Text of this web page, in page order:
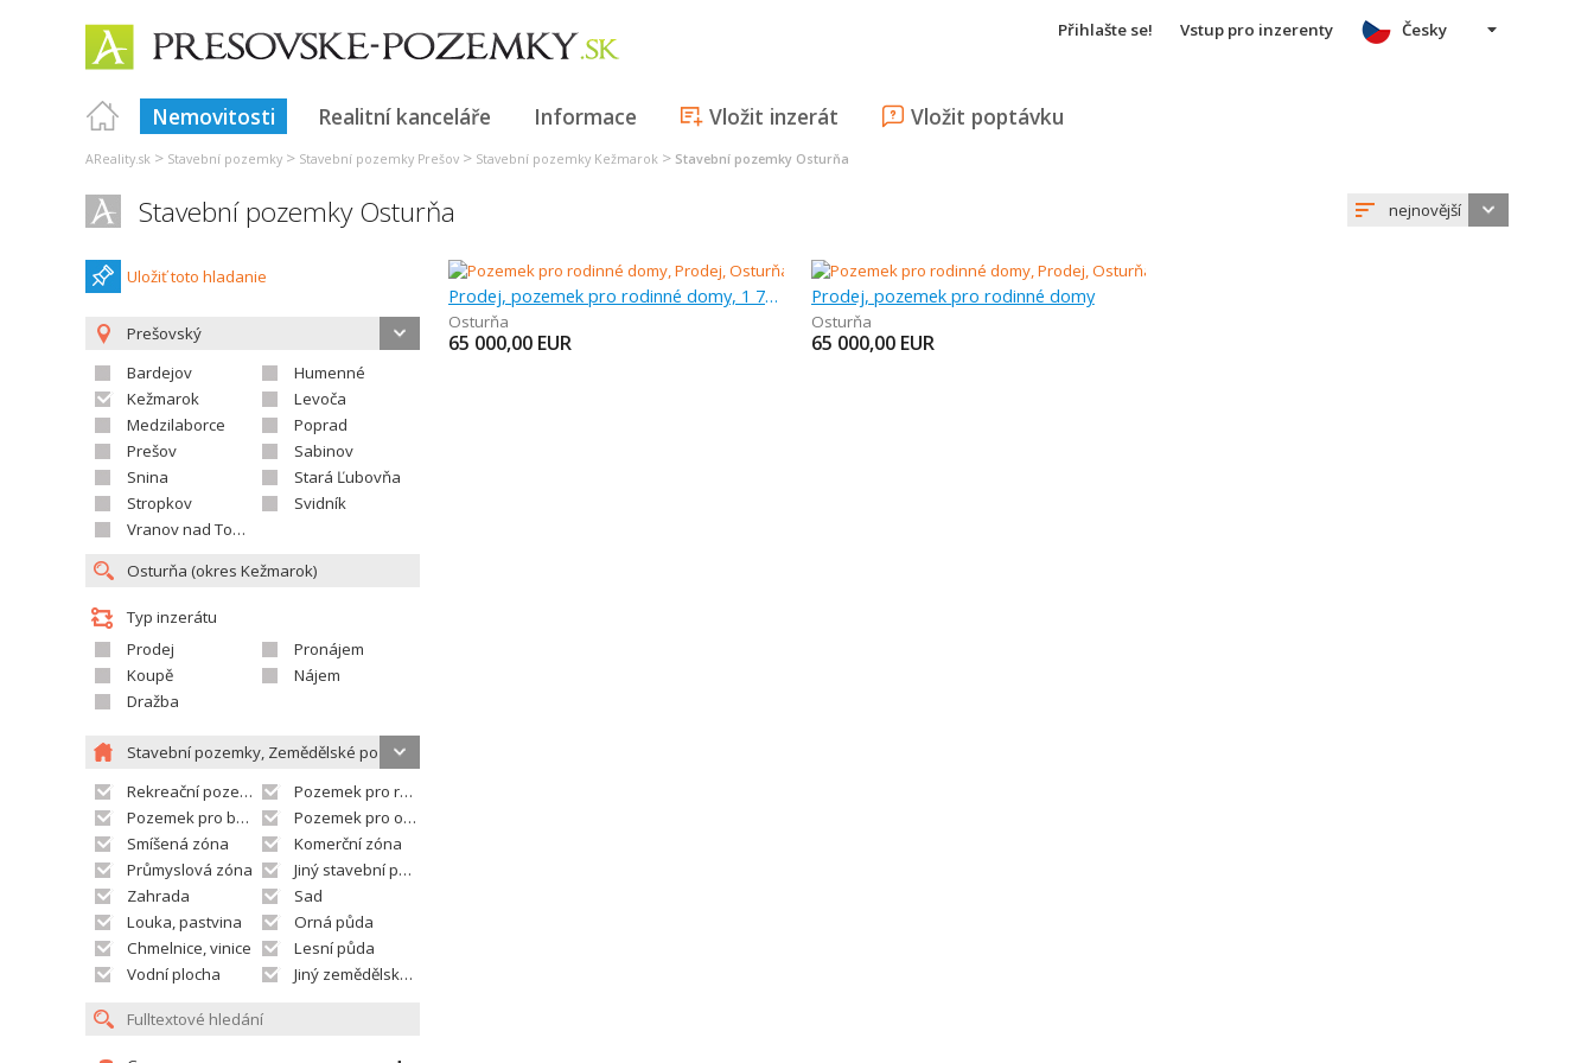
Přihlašte se! Vstup pro inzerenty
Nemovitosti Realitní kanceláře Informace Vložit inzerát Vložit poptávku
Česky
AReality.sk > Stavební pozemky > Stavební pozemky Prešov > Stavební pozemky Kežmarok > Stavební pozemky Osturňa
Stavební pozemky Osturňa nejnovější
Uložiť toto hladanie
Prešovský
Bardejov
Humenné
Kežmarok
Levoča
Medzilaborce
Poprad
Prešov
Sabinov
Snina
Stará Ľubovňa
Stropkov
Svidník
Vranov nad Topľou
Typ inzerátu
Prodej
Pronájem
Koupě
Nájem
Dražba
Stavební pozemky, Zemědělské pozemky
Rekreační pozemek
Pozemek pro rodinné domy
Pozemek pro bytovou výstavbu
Pozemek pro občanskou vybavenost
Smíšená zóna
Komerční zóna
Průmyslová zóna
Jiný stavební pozemek
Zahrada
Sad
Louka, pastvina
Orná půda
Chmelnice, vinice
Lesní půda
Vodní plocha
Jiný zemědělský pozemek
Prodej, pozemek pro rodinné domy, 1 776 m
Osturňa
65 000,00 EUR
Prodej, pozemek pro rodinné domy
Osturňa
65 000,00 EUR